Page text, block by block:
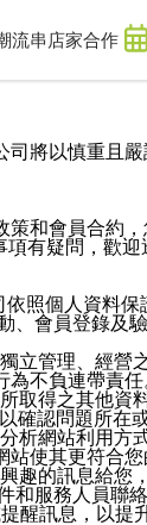
流串 店家合作
司將以慎重且
和會員合約
有疑問，歡迎
照個人資料保
、會員登錄及
立管理、經營
不負連帶責任
取得之其他資
確認問題所在或
析網站利用方
使其更符合您
趣的訊息給您
服務人員聯絡
醒訊息，以提